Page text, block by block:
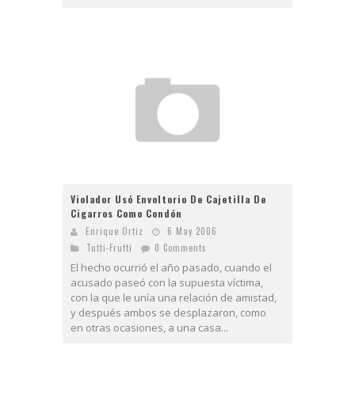
Violador Usó Envoltorio De Cajetilla De
Cigarros Como Condón
Enrique Ortiz
6 May 2006
Tutti-Frutti
0 Comments
El hecho ocurrió el año pasado, cuando el
acusado paseó con la supuesta víctima,
con la que le unía una relación de amistad,
y después ambos se desplazaron, como
en otras ocasiones, a una casa...